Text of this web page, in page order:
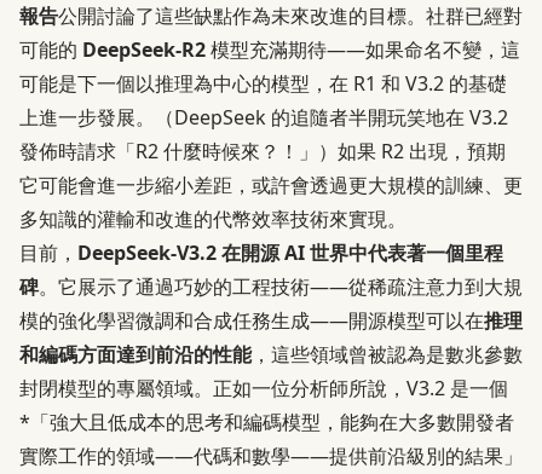
報告公開討論了這些缺點作為未來改進的目標。社群已經對
可能的 DeepSeek-R2模型充滿期待——如果命名不變，這
可能是下一個以推理為中心的模型，在 R1 和 V3.2 的基礎
上進一步發展。（DeepSeek 的追隨者半開玩笑地在 V3.2
發佈時請求「R2 什麼時候來？！」）如果 R2 出現，預期
它可能會進一步縮小差距，或許會透過更大規模的訓練、更
多知識的灌輸和改進的代幣效率技術來實現。
目前， DeepSeek-V3.2 在開源 AI 世界中代表著一個里程
碑。它展示了通過巧妙的工程技術——從稀疏注意力到大規
模的強化學習微調和合成任務生成——開源模型可以在推理
和編碼方面達到前沿的性能，這些領域曾被認為是數兆參數
封閉模型的專屬領域。正如一位分析師所說，V3.2 是一個
*「強大且低成本的思考和編碼模型，能夠在大多數開發者
實際工作的領域——代碼和數學——提供前沿級別的結果」